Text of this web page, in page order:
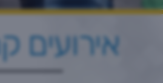
אירועים